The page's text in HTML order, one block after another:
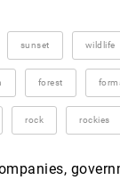
sunset wildlife
forest
rock rockies